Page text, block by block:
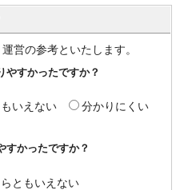
営の参考といたします。
やすかったですか？
いえない
分かりにくい
すかったですか？
ともいえない